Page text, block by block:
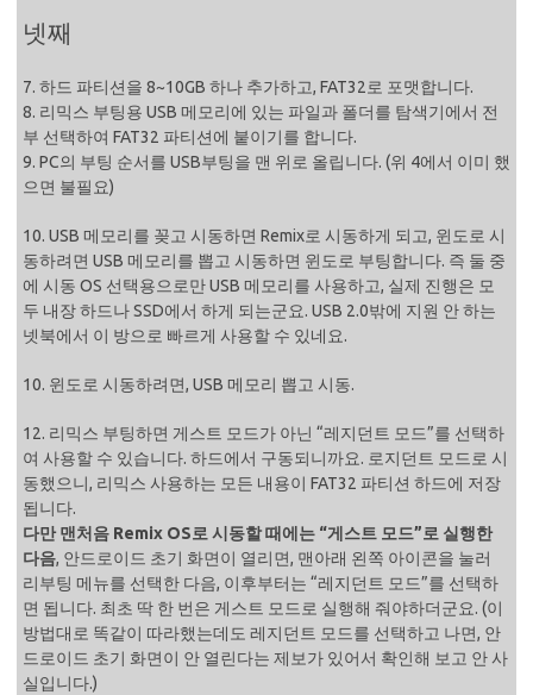
넷째
7. 하드 파티션을 8~10GB 하나 추가하고, FAT32로 포맷합니다.
8. 리믹스 부팅용 USB 메모리에 있는 파일과 폴더를 탐색기에서 전
부 선택하여 FAT32 파티션에 붙이기를 합니다.
9. PC의 부팅 순서를 USB부팅을 맨 위로 올립니다. (위 4에서 이미 했
으면 불필요)
10. USB 메모리를 꽂고 시동하면 Remix로 시동하게 되고, 윈도로 시
동하려면 USB 메모리를 뽑고 시동하면 윈도로 부팅합니다. 즉 둘 중
에 시동 OS 선택용으로만 USB 메모리를 사용하고, 실제 진행은 모
두 내장 하드나 SSD에서 하게 되는군요. USB 2.0밖에 지원 안 하는
넷북에서 이 방으로 빠르게 사용할 수 있네요.
10. 윈도로 시동하려면, USB 메모리 뽑고 시동.
12. 리믹스 부팅하면 게스트 모드가 아닌 “레지던트 모드”를 선택하
여 사용할 수 있습니다. 하드에서 구동되니까요. 로지던트 모드로 시
동했으니, 리믹스 사용하는 모든 내용이 FAT32 파티션 하드에 저장
됩니다.
다만 맨처음 Remix OS로 시동할 때에는 “게스트 모드”로 실행한
다음, 안드로이드 초기 화면이 열리면, 맨아래 왼쪽 아이콘을 눌러
리부팅 메뉴를 선택한 다음, 이후부터는 “레지던트 모드”를 선택하
면 됩니다. 최초 딱 한 번은 게스트 모드로 실행해 줘야하더군요. (이
방법대로 똑같이 따라했는데도 레지던트 모드를 선택하고 나면, 안
드로이드 초기 화면이 안 열린다는 제보가 있어서 확인해 보고 안 사
실입니다.)